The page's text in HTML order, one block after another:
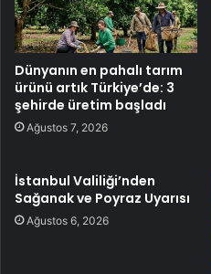
Dünyanın en pahalı tarım
ürünü artık Türkiye’de: 3
şehirde üretim başladı
Ağustos 7, 2026
İstanbul Valiliği’nden
Sağanak ve Poyraz Uyarısı
Ağustos 6, 2026